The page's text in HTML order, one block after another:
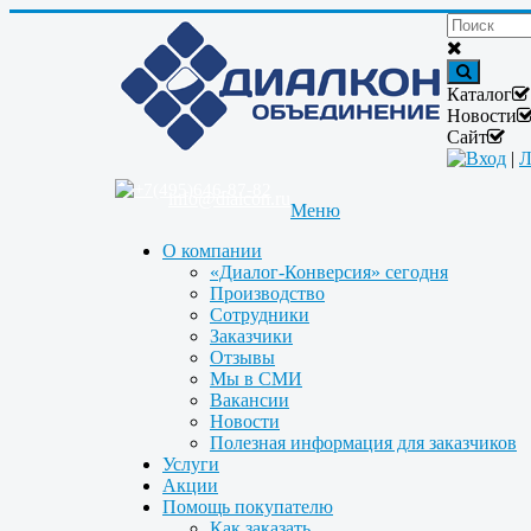
Каталог
Новости
Сайт
Вход |
Меню
О компании
«Диалог-Конверсия» сегодня
Производство
Сотрудники
Заказчики
Отзывы
Мы в СМИ
Вакансии
Новости
Полезная информация для заказчиков
Услуги
Акции
Помощь покупателю